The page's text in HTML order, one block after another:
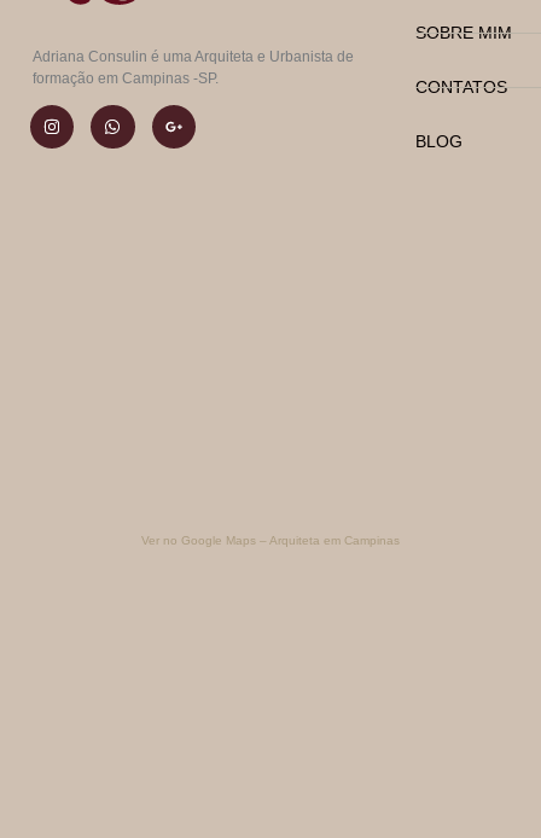
Adriana Consulin é uma Arquiteta e Urbanista de
formação em Campinas -SP.
SOBRE MIM
CONTATOS
BLOG
Ver no Google Maps – Arquiteta em Campinas